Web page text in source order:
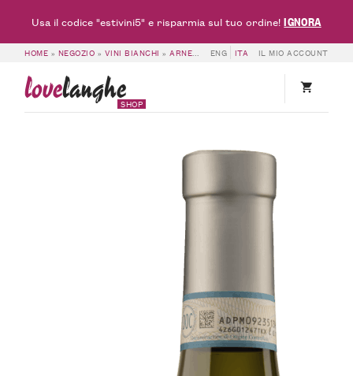
HOME » NEGOZIO » VINI BIANCHI »ARNEIS DOC & DOCG » LANGHE ARNEIS
ENG ITA IL MIO ACCOUNT
lovelanghe
SHOP
Usa il codice "estivini5" e risparmia sul tuo ordine!IGNORA